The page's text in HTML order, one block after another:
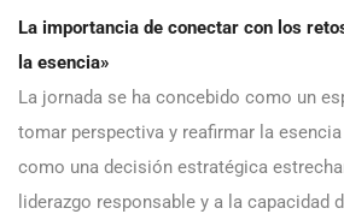
La importancia de conectar con los
la esencia»
La jornada se ha concebido como un
tomar perspectiva y reafirmar la
como una decisión estratégica
liderazgo responsable y a la capacidad